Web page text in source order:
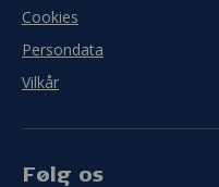
Cookies
Persondata
Vilkår
Følg os